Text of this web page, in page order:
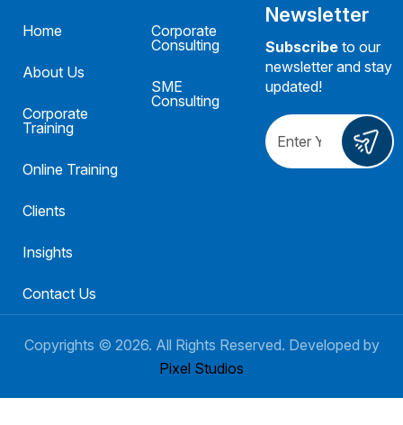
Home
About Us
Corporate
Training
Online Training
Clients
Insights
Contact Us
Corporate
Consulting
SME
Consulting
Newsletter
Subscribe to our
newsletter and stay
updated!
Copyrights © 2026. All Rights Reserved. Developed by
Pixel Studios